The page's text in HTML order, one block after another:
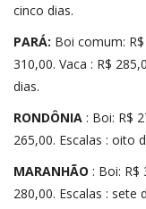
cinco dias.
PARÁ: Boi comum:
310,00. Vaca : R$
dias.
RONDÔNIA : Boi: R$
265,00. Escalas : oito
MARANHÃO : Boi: R$
280,00. Escalas : sete